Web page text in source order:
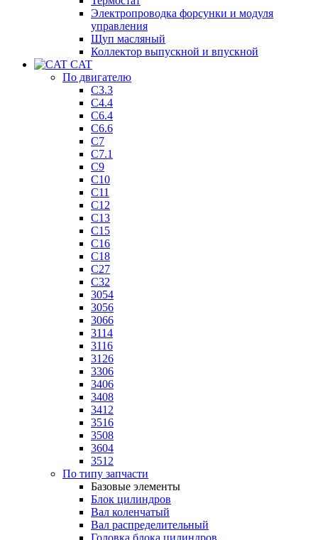
Электропроводка форсунки и модуля
управления
Щуп масляный
Коллектор выпускной и впускной
CAT
По двигателю
C3.3
C4.4
C6.4
C6.6
C7
C7.1
C9
C10
C11
C12
C13
C15
C16
C18
C27
C32
3054
3056
3066
3114
3116
3126
3306
3406
3408
3412
3516
3508
3604
3512
По типу запчасти
Базовые элементы
Блок цилиндров
Вал коленчатый
Вал распределительный
Головка блока цилиндров